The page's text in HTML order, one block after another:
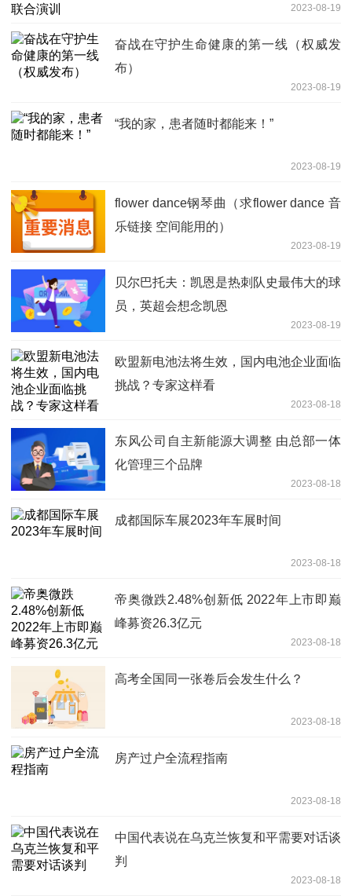
2023-08-19
奋战在守护生命健康的第一线（权威发
布）
2023-08-19
“我的家，患者随时都能来！”
2023-08-19
flower dance钢琴曲（求flower dance 音
乐链接 空间能用的）
2023-08-19
贝尔巴托夫：凯恩是热刺队史最伟大的球
员，英超会想念凯恩
2023-08-19
欧盟新电池法将生效，国内电池企业面临
挑战？专家这样看
2023-08-18
东风公司自主新能源大调整 由总部一体
化管理三个品牌
2023-08-18
成都国际车展2023年车展时间
2023-08-18
帝奥微跌2.48%创新低 2022年上市即巅
峰募资26.3亿元
2023-08-18
高考全国同一张卷后会发生什么？
2023-08-18
房产过户全流程指南
2023-08-18
中国代表说在乌克兰恢复和平需要对话谈
判
2023-08-18